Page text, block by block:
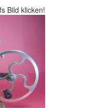
Bild klicken!